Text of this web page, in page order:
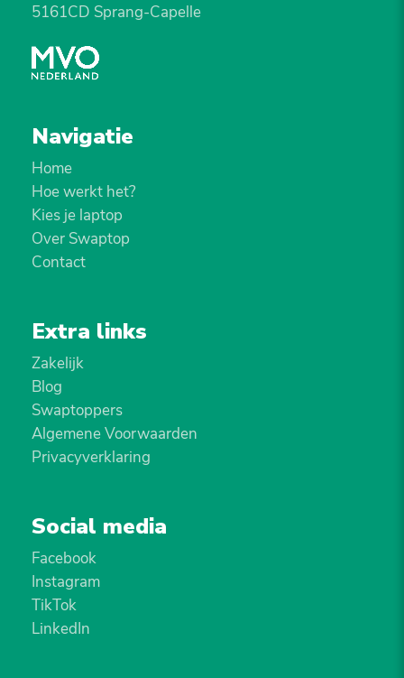
5161CD Sprang-Capelle
Navigatie
Home
Hoe werkt het?
Kies je laptop
Over Swaptop
Contact
Extra links
Zakelijk
Blog
Swaptoppers
Algemene Voorwaarden
Privacyverklaring
Social media
Facebook
Instagram
TikTok
LinkedIn